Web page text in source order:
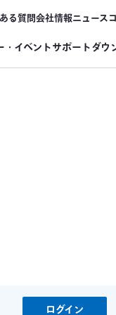
る質問会社情報ニュース
・イベントサポートダウ
ログイン